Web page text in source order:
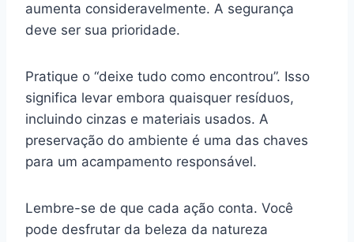
aumenta consideravelmente. A segurança
deve ser sua prioridade.
Pratique o “deixe tudo como encontrou”. Isso
significa levar embora quaisquer resíduos,
incluindo cinzas e materiais usados. A
preservação do ambiente é uma das chaves
para um acampamento responsável.
Lembre-se de que cada ação conta. Você
pode desfrutar da beleza da natureza